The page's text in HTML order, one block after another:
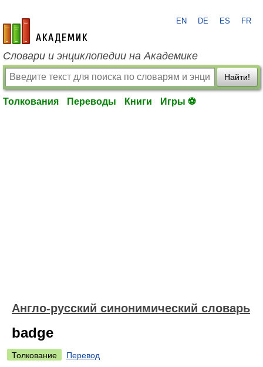
academic.ru
EN DE ES FR
Словари и энциклопедии на Академике
Найти!
Толкования Переводы Книги Игры ⚽
Англо-русский синонимический словарь
badge
Толкование
Перевод